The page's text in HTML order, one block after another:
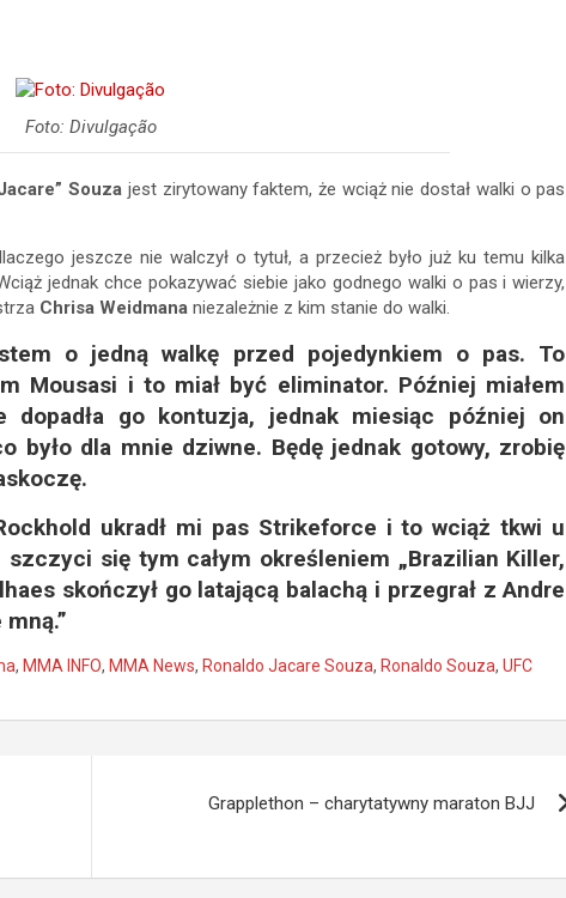
Foto: Divulgação
Souza jest zirytowany faktem, że wciąż nie dostał walki o pas
jeszcze nie walczył o tytuł, a przecież było już ku temu kilka
jednak chce pokazywać siebie jako godnego walki o pas i wierzy,
Chrisa Weidmana niezależnie z kim stanie do walki.
o jedną walkę przed pojedynkiem o pas. To
Mousasi i to miał być eliminator. Później miałem
dopadła go kontuzja, jednak miesiąc później on
było dla mnie dziwne. Będę jednak gotowy, zrobię
ukradł mi pas Strikeforce i to wciąż tkwi u
się tym całym określeniem „Brazilian Killer,
skończył go latającą balachą i przegrał z Andre
, MMA INFO, MMA News, Ronaldo Jacare Souza, Ronaldo Souza, UFC
Grapplethon – charytatywny maraton BJJ